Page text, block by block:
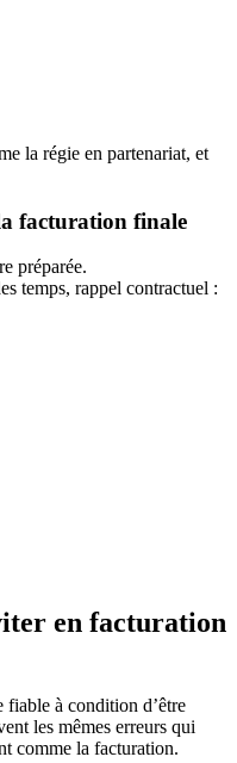
la régie en partenariat, et
facturation finale
préparée.
temps, rappel contractuel :
en facturation
fiable à condition d’être
les mêmes erreurs qui
comme la facturation.